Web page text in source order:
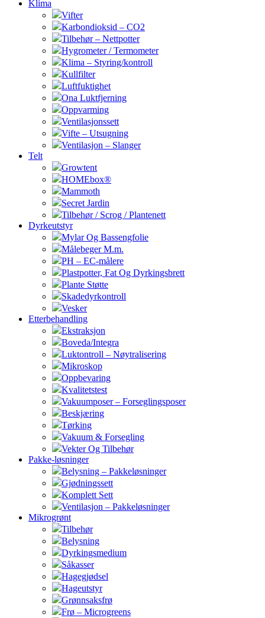
Klima
Vifter
Karbondioksid – CO2
Tilbehør – Nettpotter
Hygrometer / Termometer
Klima – Styring/kontroll
Kullfilter
Luftfuktighet
Ona Luktfjerning
Oppvarming
Ventilasjonssett
Vifte – Utsugning
Ventilasjon – Slanger
Telt
Growtent
HOMEbox®
Mammoth
Secret Jardin
Tilbehør / Scrog / Plantenett
Dyrkeutstyr
Mylar Og Bassengfolie
Målebeger M.m.
PH – EC-målere
Plastpotter, Fat Og Dyrkingsbrett
Plante Støtte
Skadedyrkontroll
Vesker
Etterbehandling
Ekstraksjon
Boveda/Integra
Luktontroll – Nøytralisering
Mikroskop
Oppbevaring
Kvalitetstest
Vakuumposer – Forseglingsposer
Beskjæring
Tørking
Vakuum & Forsegling
Vekter Og Tilbehør
Pakke-løsninger
Belysning – Pakkeløsninger
Gjødningssett
Komplett Sett
Ventilasjon – Pakkeløsninger
Mikrogrønt
Tilbehør
Belysning
Dyrkingsmedium
Såkasser
Hagegjødsel
Hageutstyr
Grønnsaksfrø
Frø – Microgreens